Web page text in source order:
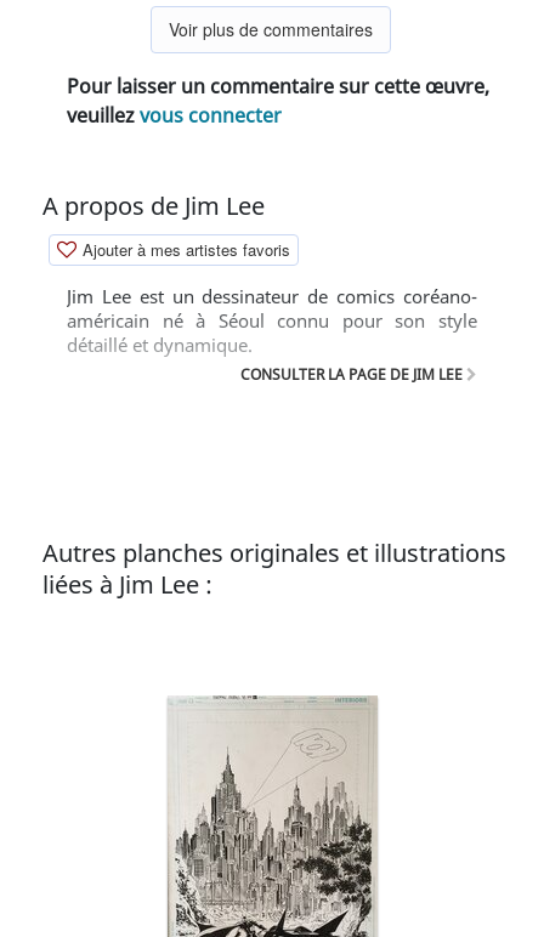
Voir plus de commentaires
Pour laisser un commentaire sur cette œuvre,
veuillezvous connecter
A propos de Jim Lee
Ajouter à mes artistes favoris
Jim Lee est un dessinateur de comics coréano-
américain né à Séoul connu pour son style
détaillé et dynamique.
CONSULTER LA PAGE DE JIM LEE
Autres planches originales et illustrations
liées à Jim Lee :